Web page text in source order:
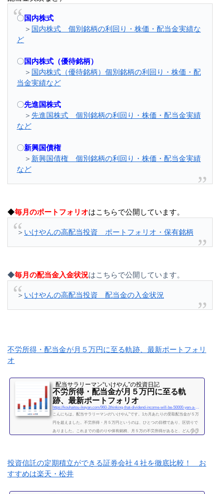
〇国内株式
＞ 国内株式 個別銘柄の利回り・株価・配当金実績な
ど
〇国内株式（優待銘柄）
＞ 国内株式（優待銘柄）個別銘柄の利回り・株価・配
当金実績など
〇先進国株式
＞ 先進国株式 個別銘柄の利回り・株価・配当金実績
など
〇新興国債権
＞ 新興国債権 個別銘柄の利回り・株価・配当金実績
など
◆毎月のポートフォリオはこちらで公開しています。
＞ いけやんの高配当投資 ポートフォリオ・保有銘柄
◆毎月の配当金入金状況はこちらで公開しています。
＞ いけやんの高配当投資 配当金の入金状況
不労所得・配当金が月５万円に至る軌跡、最新ポートフォリ
オ
配当サラリーマン“いけやん”の投資日記 ​
不労所得・配当金が月５万円に至る軌
跡、最新ポートフォリオ
https://kouhaitou-ikeyan.com/960-2thinking-that-dividend-income-will-be-50000-yen-a-month
こんにちは。配当サラリーマンの“いけやん”です。1カ月あたりの受取配当金が５万
円を超えました。不労所得・月５万円というのは、ひとつの目標であり、区切りで
ありました。これまでの道のりや保有銘柄、月５万の不労所得があると、どんな心
2019年になり、不労所得という名の受取配当金が月額５万...
続きを読む
投資信託の定期積立ができる証券会社４社を徹底比較！ お
すすめは楽天・松井